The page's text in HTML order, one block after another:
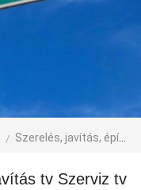
Szerelés, javítás, építkezés